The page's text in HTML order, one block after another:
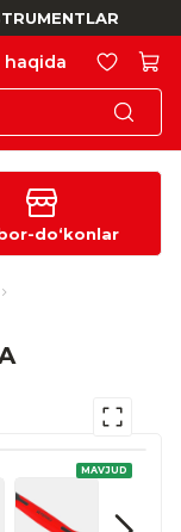
haqida
do‘konlar
MAVJUD